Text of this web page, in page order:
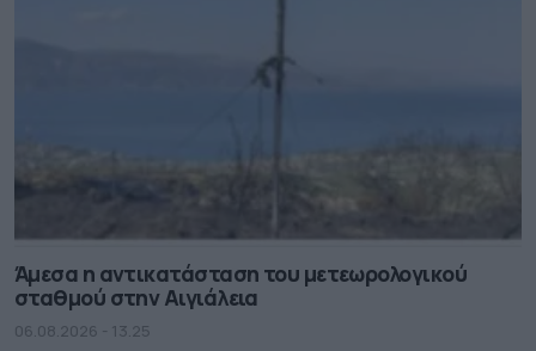
Άμεσα η αντικατάσταση του μετεωρολογικού
σταθμού στην Αιγιάλεια
06.08.2026 - 13.25